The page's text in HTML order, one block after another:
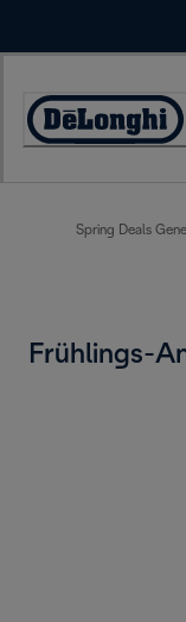
Accessibility
Spring Deals
Frühlings-